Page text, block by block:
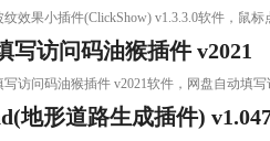
纹效果小插件(ClickShow) v1.3.3.0软件，鼠
写访问码油猴插件 v2021
写访问码油猴插件 v2021软件，网盘自动填
地形道路生成插件)